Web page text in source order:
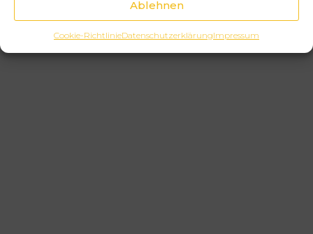
Ablehnen
Cookie-RichtlinieDatenschutzerklärungImpressum